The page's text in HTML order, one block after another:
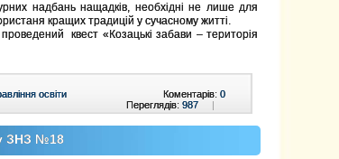
надбань нащадків, необхідні не лише для
кращих традицій у сучасному житті.
квест «Козацькі забави – територія
освіти Коментарів: 0
Переглядів: 987 |
ЗНЗ №18